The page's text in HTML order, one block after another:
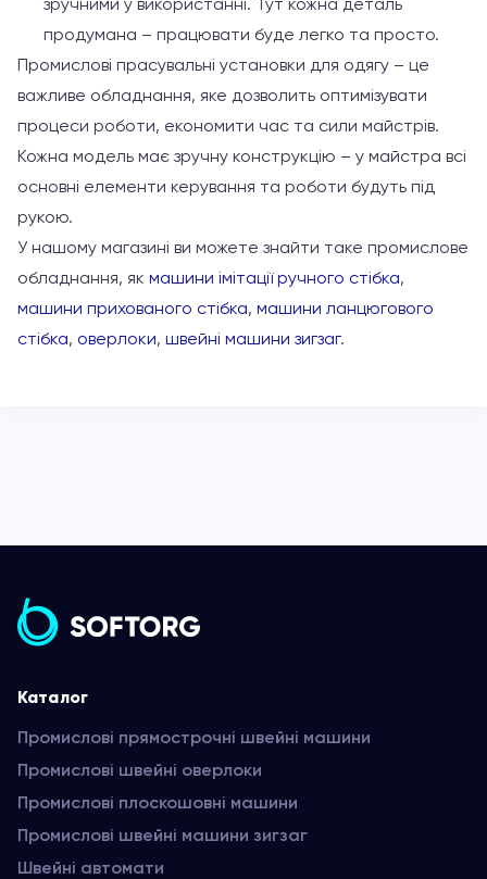
продумана – працювати буде легко та просто.
Промислові прасувальні установки для одягу – це
важливе обладнання, яке дозволить оптимізувати
процеси роботи, економити час та сили майстрів.
Кожна модель має зручну конструкцію – у майстра всі
основні елементи керування та роботи будуть під
рукою.
У нашому магазині ви можете знайти таке промислове
обладнання, як машини імітації ручного стібка,
машини прихованого стібка, машини ланцюгового
стібка, оверлоки, швейні машини зигзаг.
Каталог
Промислові прямострочні швейні машини
Промислові швейні оверлоки
Промислові плоскошовні машини
Промислові швейні машини зигзаг
Швейні автомати